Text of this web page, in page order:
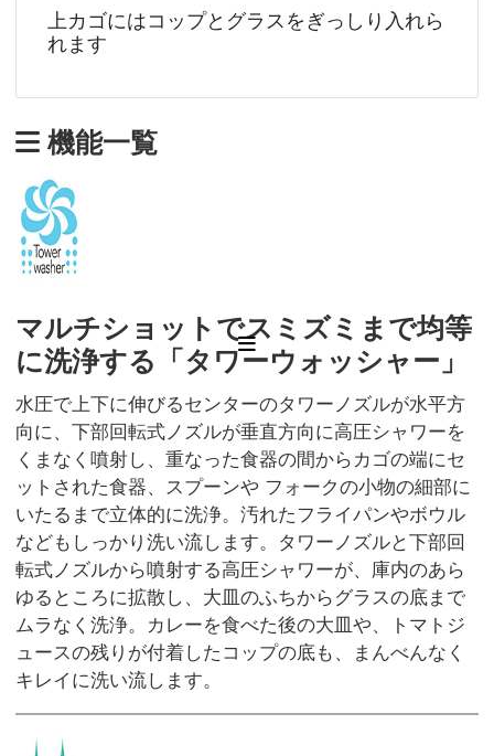
上カゴにはコップとグラスをぎっしり入れら
れます
機能一覧
マルチショットでスミズミまで均等
に洗浄する「タワーウォッシャー」
水圧で上下に伸びるセンターのタワーノズルが水平方
向に、下部回転式ノズルが垂直方向に高圧シャワーを
くまなく噴射し、重なった食器の間からカゴの端にセ
ットされた食器、スプーンや フォークの小物の細部に
いたるまで立体的に洗浄。汚れたフライパンやボウル
などもしっかり洗い流します。タワーノズルと下部回
転式ノズルから噴射する高圧シャワーが、庫内のあら
ゆるところに拡散し、大皿のふちからグラスの底まで
ムラなく洗浄。カレーを食べた後の大皿や、トマトジ
ュースの残りが付着したコップの底も、まんべんなく
キレイに洗い流します。